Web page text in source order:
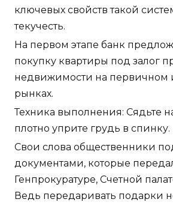
ключевых свойств такой
текучесть.
На первом этапе банк
покупку квартиры под залог
недвижимости на первичном
рынках.
Техника выполнения: Сядьте
плотно уприте грудь в спинку.
Свои слова общественники
документами, которые
Генпрокуратуре, Счетной
Ведь передаривать подарки